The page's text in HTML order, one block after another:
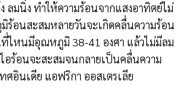
ลมนิ่ง ทำให้ความร้อนจากแสงอาทิตย์ไม่
ร้อนสะสมหลายวันจะเกิดคลื่นความร้อน
ไหนมีอุณหภูมิ 38-41 องศา แล้วไม่มีลม
อร้อนจะสะสมจนกลายเป็นคลื่นความ
ศอินเดีย แอฟริกา ออสเตรเลีย